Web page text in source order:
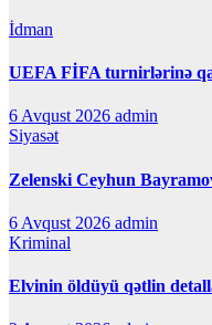
İdman
UEFA FİFA turnirlərinə
6 Avqust 2026 admin
Siyasət
Zelenski Ceyhun
6 Avqust 2026 admin
Kriminal
Elvinin öldüyü qətlin